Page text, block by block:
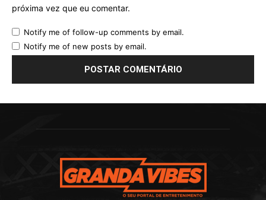
próxima vez que eu comentar.
Notify me of follow-up comments by email.
Notify me of new posts by email.